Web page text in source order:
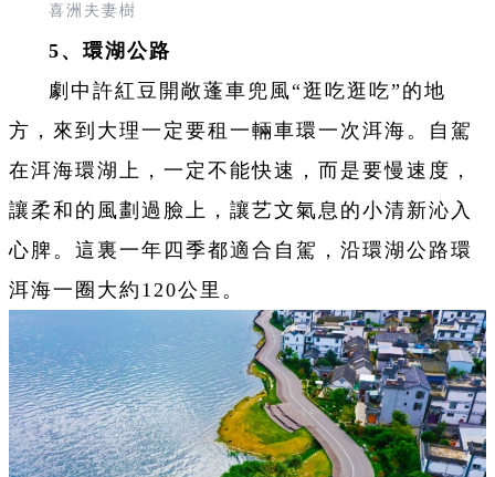
喜洲夫妻樹
5、環湖公路
劇中許紅豆開敞蓬車兜風“逛吃逛吃”的地
方，來到大理一定要租一輛車環一次洱海。自駕
在洱海環湖上，一定不能快速，而是要慢速度，
讓柔和的風劃過臉上，讓艺文氣息的小清新沁入
心脾。這裏一年四季都適合自駕，沿環湖公路環
洱海一圈大約120公里。